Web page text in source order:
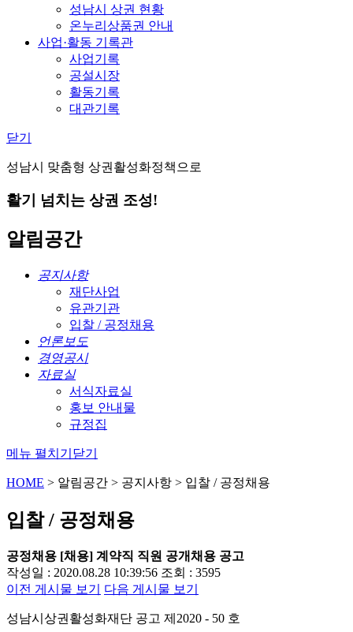
성남시 상권 현황
온누리상품권 안내
사업·활동 기록관
사업기록
공설시장
활동기록
대관기록
닫기
성남시 맞춤형 상권활성화정책으로
활기 넘치는 상권 조성!
알림공간
공지사항
재단사업
유관기관
입찰 / 공정채용
언론보도
경영공시
자료실
서식자료실
홍보 안내물
규정집
메뉴 펼치기 닫기
HOME > 알림공간 > 공지사항 > 입찰 / 공정채용
입찰 / 공정채용
공정채용 [채용] 계약직 직원 공개채용 공고
작성일 : 2020.08.28 10:39:56 조회 : 3595
이전 게시물 보기
다음 게시물 보기
성남시상권활성화재단 공고 제2020 - 50 호